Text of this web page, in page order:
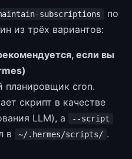
subscriptions
по
из трёх вариантов:
если вы
планировщик cron.
скрипт в качестве
LLM), а
--script
в ~/.hermes/scripts/ .